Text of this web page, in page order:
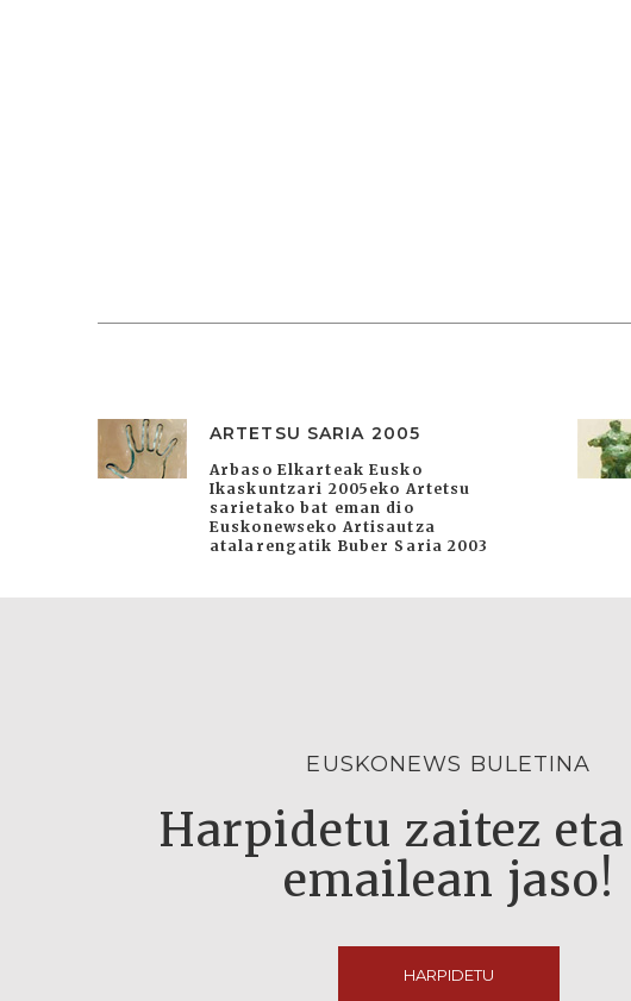
ARTETSU SARIA 2005
Arbaso Elkarteak Eusko
Ikaskuntzari 2005eko Artetsu
sarietako bat eman dio
Euskonewseko Artisautza
atalarengatik Buber Saria 2003
EUSKONEWS BULETINA
Harpidetu zaitez
emailean jaso!
HARPIDETU